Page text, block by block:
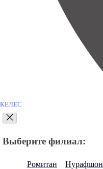
КЕЛЕС
Выберите филиал:
Ромитан Нурафшон